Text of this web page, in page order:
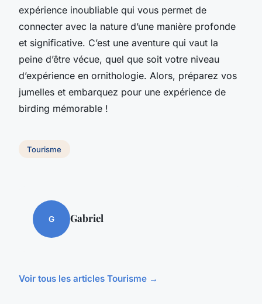
expérience inoubliable qui vous permet de
connecter avec la nature d’une manière profonde
et significative. C’est une aventure qui vaut la
peine d’être vécue, quel que soit votre niveau
d’expérience en ornithologie. Alors, préparez vos
jumelles et embarquez pour une expérience de
birding mémorable !
Tourisme
G Gabriel
Voir tous les articles Tourisme →